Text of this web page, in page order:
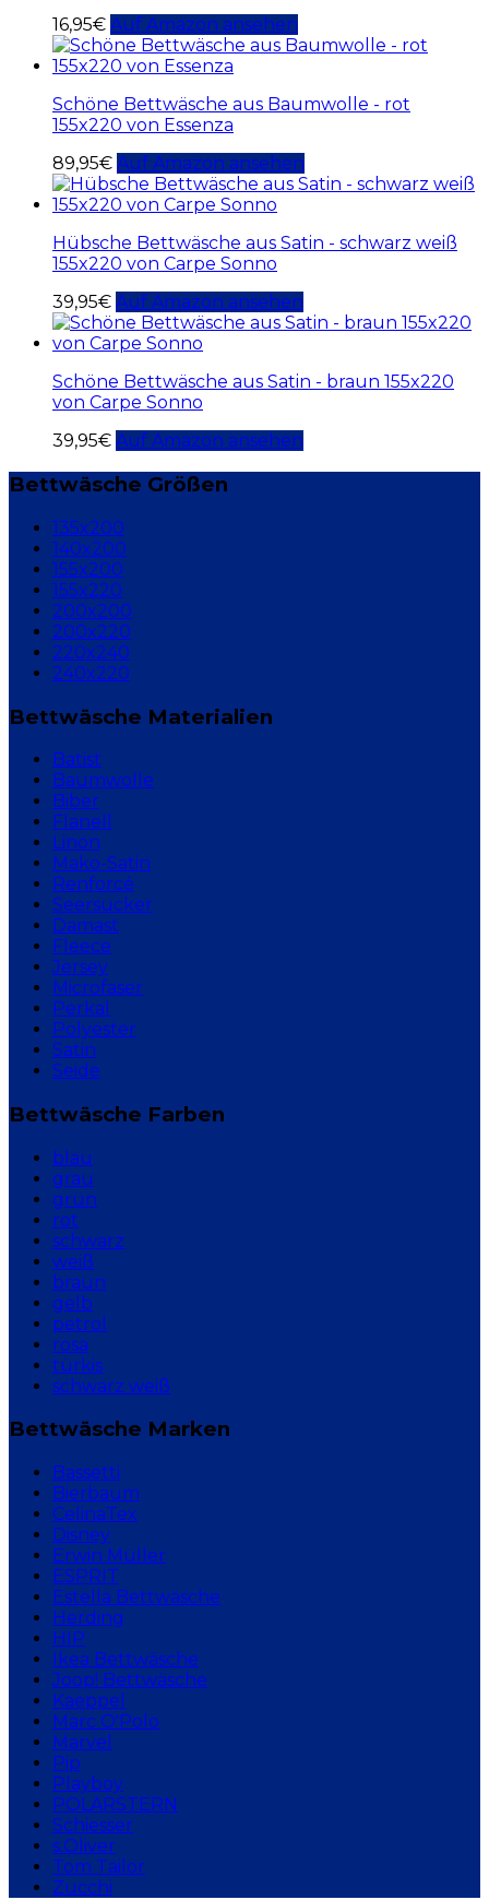
16,95€ Auf Amazon ansehen
Schöne Bettwäsche aus Baumwolle - rot
155x220 von Essenza
89,95€ Auf Amazon ansehen
Hübsche Bettwäsche aus Satin - schwarz weiß
155x220 von Carpe Sonno
39,95€ Auf Amazon ansehen
Schöne Bettwäsche aus Satin - braun 155x220
von Carpe Sonno
39,95€ Auf Amazon ansehen
Bettwäsche Größen
135x200
140x200
155x200
155x220
200x200
200x220
220x240
240x220
Bettwäsche Materialien
Batist
Baumwolle
Biber
Flanell
Linon
Mako-Satin
Renforcé
Seersucker
Damast
Fleece
Jersey
Microfaser
Perkal
Polyester
Satin
Seide
Bettwäsche Farben
blau
grau
grün
rot
schwarz
weiß
braun
gelb
petrol
rosa
türkis
schwarz weiß
Bettwäsche Marken
Bassetti
Bierbaum
CelinaTex
Disney
Erwin Müller
ESPRIT
Estella Bettwäsche
Herding
HIP
Ikea Bettwäsche
Joop! Bettwäsche
Kaeppel
Marc O'Polo
Marvel
Pip
Playboy
POLARSTERN
Schiesser
s.Oliver
Tom Tailor
Zucchi